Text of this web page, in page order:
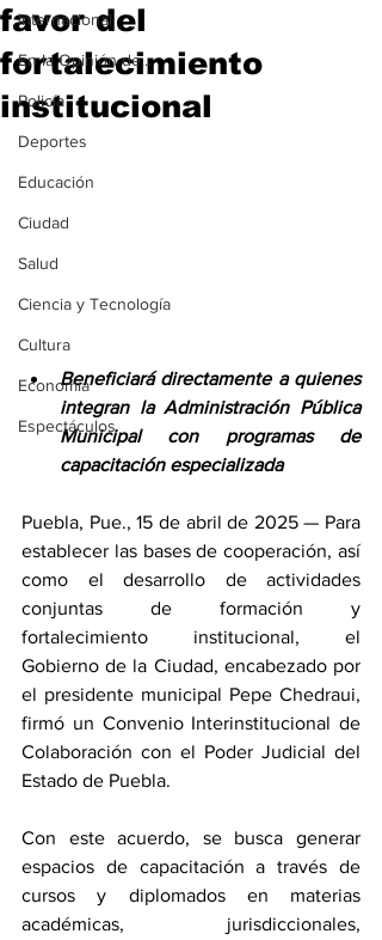
Internacional
En la Opinión de...
Policía
Deportes
Educación
Ciudad
Salud
Ciencia y Tecnología
Cultura
Economía
Espectáculos
favor del
fortalecimiento
institucional
Beneficiará directamente a quienes
integran la Administración Pública
Municipal con programas de
capacitación especializada
Puebla, Pue., 15 de abril de 2025 — Para
establecer las bases de cooperación, así
como el desarrollo de actividades
conjuntas de formación y
fortalecimiento institucional, el
Gobierno de la Ciudad, encabezado por
el presidente municipal Pepe Chedraui,
firmó un Convenio Interinstitucional de
Colaboración con el Poder Judicial del
Estado de Puebla.
Con este acuerdo, se busca generar
espacios de capacitación a través de
cursos y diplomados en materias
académicas, jurisdiccionales,